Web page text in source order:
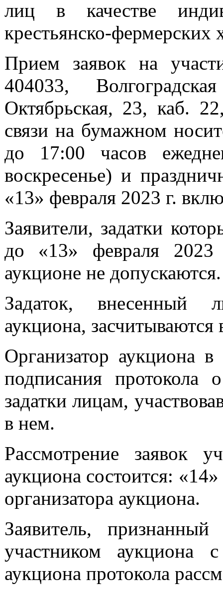
лиц в качестве
крестьянско-фермерских
Прием заявок на
404033,
Октябрьская, 23, каб.
связи на бумажном
до 17:00 часов
воскресенье) и
«13» февраля 2023 г.
Заявители, задатки
до «13» февраля
аукционе не допускаются.
Задаток, внесенный
аукциона, засчитываются
Организатор аукциона
подписания протокола
задатки лицам,
в нем.
Рассмотрение заявок
аукциона состоится:
организатора аукциона.
Заявитель, признанный
участником аукциона
аукциона протокола